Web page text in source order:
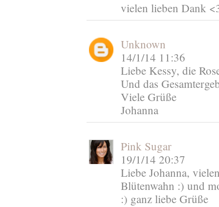
vielen lieben Dank
Unknown
14/1/14 11:36
Liebe Kessy, die
Und das
Viele Grüße
Johanna
Pink Sugar
19/1/14 20:37
Liebe Johanna,
Blütenwahn :) und
:) ganz liebe Grüße